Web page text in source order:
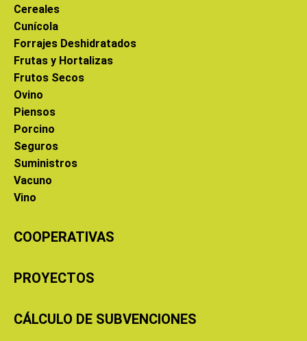
Cereales
Cunícola
Forrajes Deshidratados
Frutas y Hortalizas
Frutos Secos
Ovino
Piensos
Porcino
Seguros
Suministros
Vacuno
Vino
COOPERATIVAS
PROYECTOS
CÁLCULO DE SUBVENCIONES